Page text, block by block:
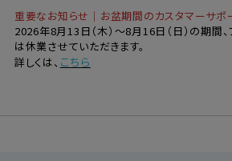
重要なお知らせ｜お盆期間のカスタマーサポ
2026年8月13日（木）～8月16日（日）の期間
は休業させていただきます。
詳しくは、 こちら